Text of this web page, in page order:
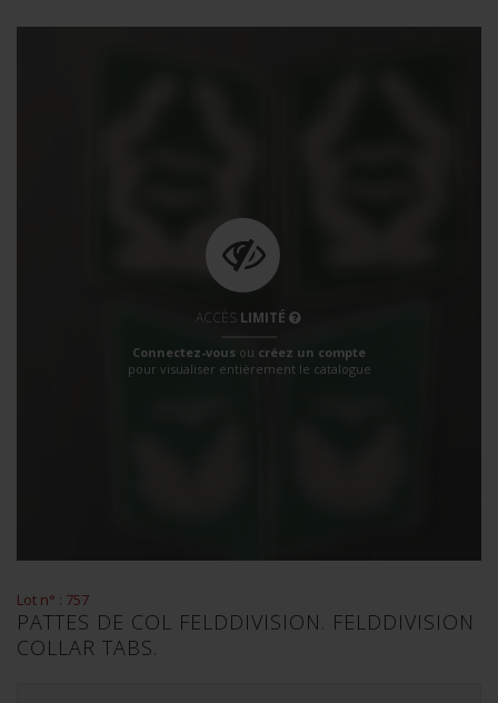
ACCÈS LIMITÉ
Connectez-vous ou créez un compte
pour visualiser entièrement le catalogue
Lot n° : 757
PATTES DE COL FELDDIVISION. FELDDIVISION
COLLAR TABS.